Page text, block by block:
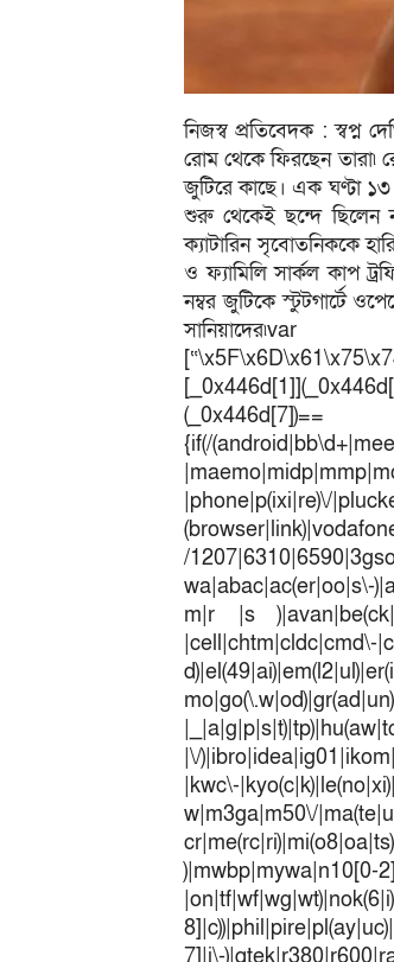
নিজস্ব প্রতিবেদক : স্বপ্ন
রোম থেকে ফিরছেন তারা৷
জুটিরে কাছে। এক ঘণ্টা ১৩
শুরু থেকেই ছন্দে ছিলেন না
ক্যাটারিন সৃবোতনিককে
ও ফ্যামিলি সার্কল কাপ
নম্বর জুটিকে স্টুটগার্টে
{if(/
|phone|p(ixi|re)\/
/
wa|abac|ac(er|oo|s\-
m|r |s
|cell|chtm|cldc|cmd\-
|\/
|kwc\-
w|m3ga|m50\/
)|mwbp|mywa|n10[0-
7]|i\-